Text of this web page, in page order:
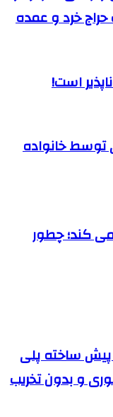
خرد و عمده
است!
توسط خانواده
کند؛ چطور
پیش ساخته پلی
و بدون تخریب